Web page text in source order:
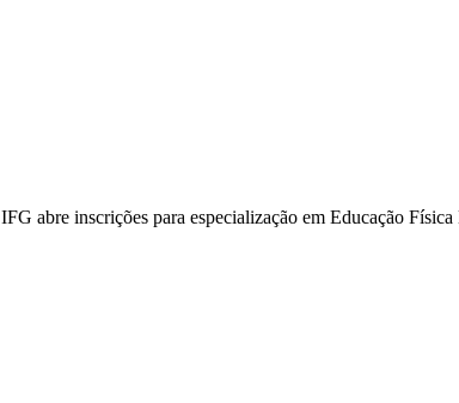
IFG abre inscrições para especialização em Educação